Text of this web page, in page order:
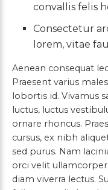
convallis felis
Consectetur
lorem, vitae
Aenean consequat
Praesent varius
lobortis id. Vivamus
luctus, luctus
ornare rhoncus.
cursus, ex nibh
sed purus. Nam
orci velit
diam viverra lectus.